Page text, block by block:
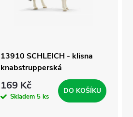
13910 SCHLEICH - klisna
knabstrupperská
169 Kč
Skladem 5 ks
DO KOŠÍKU